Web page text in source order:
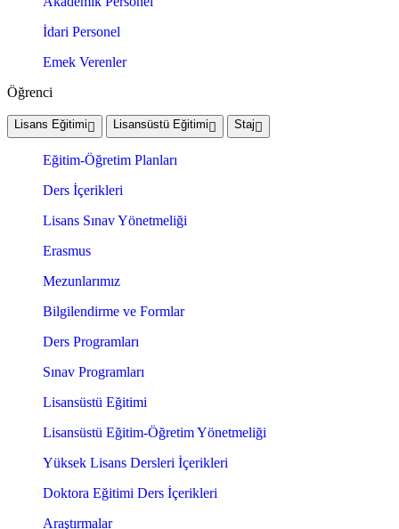
İdari Personel
Emek Verenler
Öğrenci
Lisans Eğitimi Lisansüstü Eğitimi Staj
Eğitim-Öğretim Planları
Ders İçerikleri
Lisans Sınav Yönetmeliği
Erasmus
Mezunlarımız
Bilgilendirme ve Formlar
Ders Programları
Sınav Programları
Lisansüstü Eğitimi
Lisansüstü Eğitim-Öğretim Yönetmeliği
Yüksek Lisans Dersleri İçerikleri
Doktora Eğitimi Ders İçerikleri
Araştırmalar